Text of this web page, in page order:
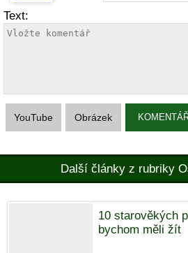
Text:
YouTube Obrázek
Další články z rubriky
10 starověkých
bychom měli žít